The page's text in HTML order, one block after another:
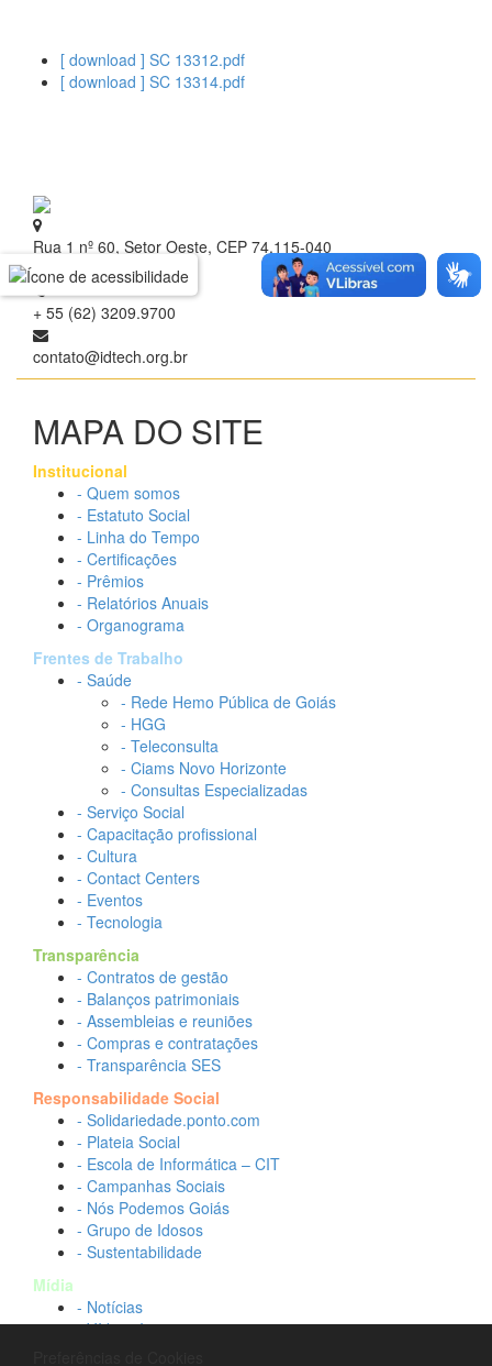
[ download ] SC 13312.pdf
[ download ] SC 13314.pdf
Rua 1 nº 60, Setor Oeste, CEP 74.115-040
Goiânia - Goiás
+ 55 (62) 3209.9700
contato@idtech.org.br
MAPA DO SITE
Institucional
- Quem somos
- Estatuto Social
- Linha do Tempo
- Certificações
- Prêmios
- Relatórios Anuais
- Organograma
Frentes de Trabalho
- Saúde
- Rede Hemo Pública de Goiás
- HGG
- Teleconsulta
- Ciams Novo Horizonte
- Consultas Especializadas
- Serviço Social
- Capacitação profissional
- Cultura
- Contact Centers
- Eventos
- Tecnologia
Transparência
- Contratos de gestão
- Balanços patrimoniais
- Assembleias e reuniões
- Compras e contratações
- Transparência SES
Responsabilidade Social
- Solidariedade.ponto.com
- Plateia Social
- Escola de Informática – CIT
- Campanhas Sociais
- Nós Podemos Goiás
- Grupo de Idosos
- Sustentabilidade
Mídia
- Notícias
- Vídeos Institucionais